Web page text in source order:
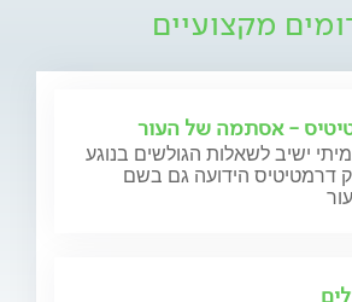
מקצועיים
- אסתמה של העור
ישיב לשאלות הגולשים בנוגע
דרמטיטיס הידועה גם בשם